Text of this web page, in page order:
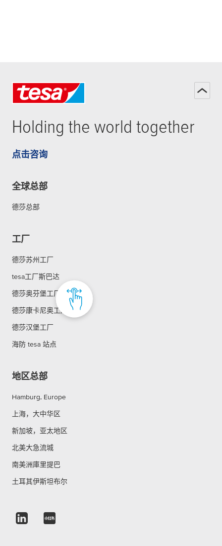
Holding the world together
点击咨询
全球总部
德莎总部
工厂
德莎苏州工厂
tesa工厂斯巴达
德莎奥芬堡工厂
德莎康卡尼奥工厂
德莎汉堡工厂
海防 tesa 站点
地区总部
Hamburg, Europe
上海，大中华区
新加坡，亚太地区
北美大急流城
南美洲庫里提巴
土耳其伊斯坦布尔